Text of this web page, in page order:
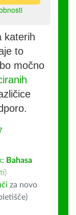
katerih
to
močno
Bahasa
)
za novo